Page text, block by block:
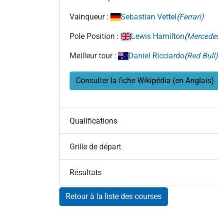
Vainqueur : Sebastian Vettel(Ferrari)
Pole Position : Lewis Hamilton(
Meilleur tour : Daniel Ricciardo(Red Bull)
Consulter la fiche Wikipédia (en Anglais)
Qualifications
Grille de départ
Résultats
Retour à la liste des courses